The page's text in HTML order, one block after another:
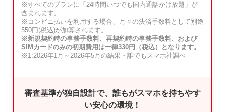
※すべてのプランに「24時間いつでも国内通話かけ放題」が
含まれます。
※コンビニ払いを利用する場合、月々の決済手数料として別途
550円(税込)が加算されます。
※新規契約時の事務手数料、再契約時の事務手数料、および
SIMカードのみの初期費用は一律330円（税込）となります。
※1:2026年1月～2026年5月の結果・誰でもスマホ社調べ
審査基準が独自設計で、誰もがスマホを持ちやす
い安心の環境！